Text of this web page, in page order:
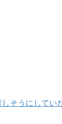
の上にシャ
そうにしてい